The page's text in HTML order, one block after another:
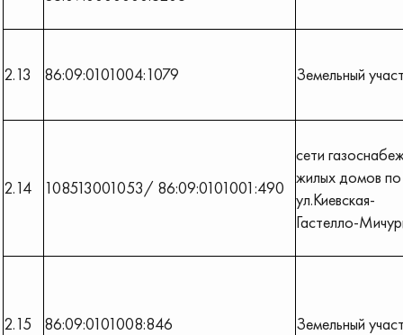
2.13 86:09:0101004:1079 Земельный
2.14 108513001053/ 86:09:0101001:490
сети
жилых домов по
ул.Киевская-
Гастелло-
2.15 86:09:0101008:846 Земельный